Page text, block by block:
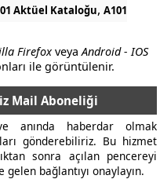
Aktüel Kataloğu, A101
Firefox veyaAndroid - IOS
ile görüntülenir.
Mail Aboneliği
anında haberdar olmak
gönderebiliriz. Bu hizmet
sonra açılan pencereyi
bağlantıyı onaylayın.